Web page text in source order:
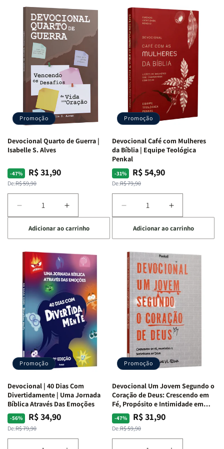
Promoção
Devocional Quarto de Guerra |
Isabelle S. Alves
-47%
Preço
normal
De:R$ 59,90
Preço
promocional
R$ 31,90
Diminuir
a
quantidade
de
Devocional
Quarto
de
Guerra
Isabelle
S.
Alves
Aumentar
a
quantidade
de
Devocional
Quarto
de
Guerra
|
Isabelle
S.
Alves
Adicionar ao carrinho
Promoção
Devocional Café com Mulheres
da Bíblia | Equipe Teológica
Penkal
-31%
Preço
normal
De:R$ 79,90
Preço
promocional
R$ 54,90
Diminuir
a
quantidade
de
Devocional
Café
com
Mulheres
da
Bíblia
Equipe
Teológica
Penkal
Aumentar
a
quantidade
de
Devocional
Café
com
Mulheres
da
Bíblia
|
Equipe
Teológica
Penkal
Adicionar ao carrinho
Promoção
Devocional | 40 Dias Com
Divertidamente | Uma Jornada
Bíblica Através Das Emoções
-56%
Preço
normal
De:R$ 79,90
Preço
promocional
R$ 34,90
Promoção
Devocional Um Jovem Segundo o
Coração de Deus: Crescendo em
Fé, Propósito e Intimidade em
Deus
-47%
Preço
normal
De:R$ 59,90
Preço
promocional
R$ 31,90